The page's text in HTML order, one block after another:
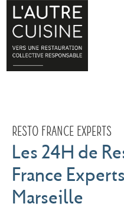
Resto France Experts
Les 24H de
France
Marseille